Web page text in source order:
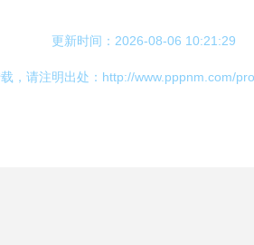
更新时间：2026-08-06 10:21:29
，请注明出处：http://www.pppnm.com/